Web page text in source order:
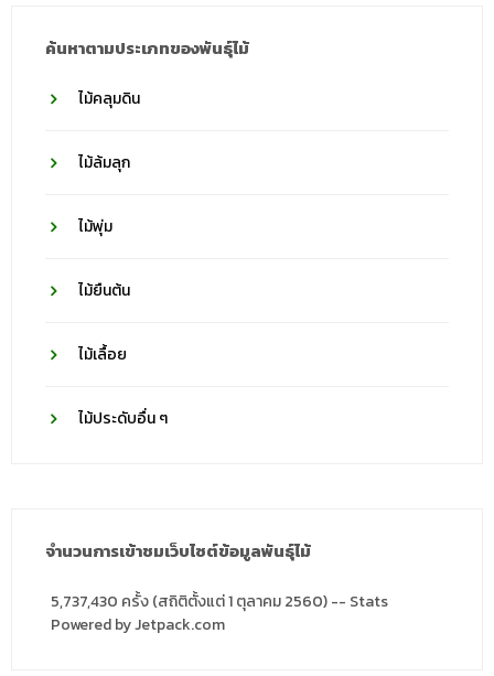
ค้นหาตามประเภทของพันธุ์ไม้
ไม้คลุมดิน
ไม้ล้มลุก
ไม้พุ่ม
ไม้ยืนต้น
ไม้เลื้อย
ไม้ประดับอื่น ๆ
จำนวนการเข้าชมเว็บไซต์ข้อมูลพันธุ์ไม้
5,737,430 ครั้ง (สถิติตั้งแต่ 1 ตุลาคม 2560) -- Stats
Powered by Jetpack.com